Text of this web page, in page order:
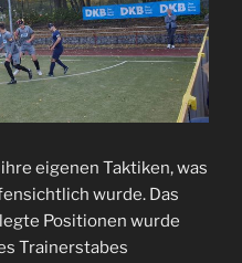
eigenen Taktiken, was
wurde. Das
Positionen wurde
Trainerstabes